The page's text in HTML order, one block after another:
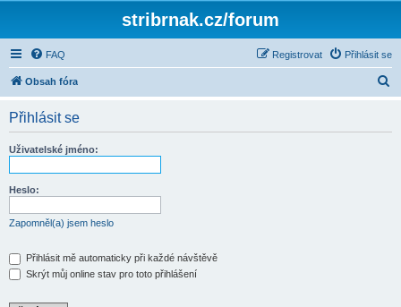
stribrnak.cz/forum
FAQ Přihlásit se
Registrovat
Obsah fóra
Přihlásit se
Uživatelské jméno:
Heslo:
Zapomněl(a) jsem heslo
Přihlásit mě automaticky při každé návštěvě
Skrýt můj online stav pro toto přihlášení